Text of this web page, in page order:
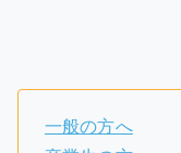
ー
一般の方へ